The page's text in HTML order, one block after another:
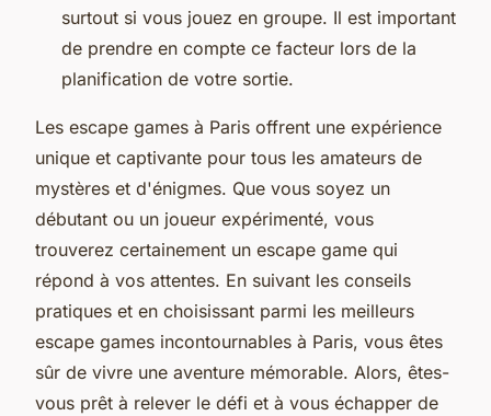
surtout si vous jouez en groupe. Il est important
de prendre en compte ce facteur lors de la
planification de votre sortie.
Les escape games à Paris offrent une expérience
unique et captivante pour tous les amateurs de
mystères et d'énigmes. Que vous soyez un
débutant ou un joueur expérimenté, vous
trouverez certainement un escape game qui
répond à vos attentes. En suivant les conseils
pratiques et en choisissant parmi les meilleurs
escape games incontournables à Paris, vous êtes
sûr de vivre une aventure mémorable. Alors, êtes-
vous prêt à relever le défi et à vous échapper de